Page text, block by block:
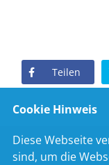
Teilen
Cookie Hinweis
Diese Webseite
sind, um die